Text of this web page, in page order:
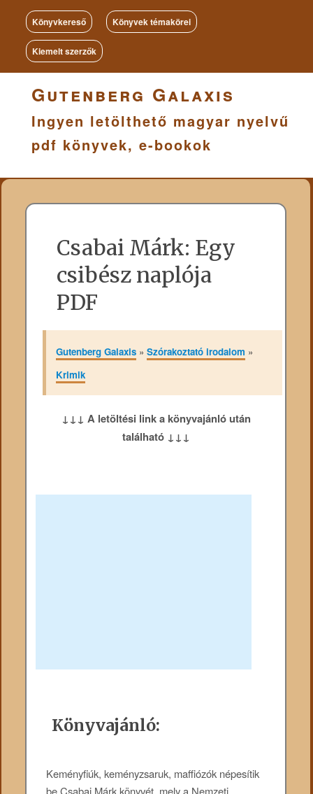
Könyvkereső Könyvek témakörei
Kiemelt szerzők
Gutenberg Galaxis
Ingyen letölthető magyar nyelvű
pdf könyvek, e-bookok
Csabai Márk: Egy
csibész naplója
PDF
Gutenberg Galaxis» Szórakoztató irodalom »
Krimik
↓↓↓ A letöltési link a könyvajánló után
található ↓↓↓
Könyvajánló:
Keményfiúk, keményzsaruk, maffiózók népesítik
be Csabai Márk könyvét, mely a Nemzeti